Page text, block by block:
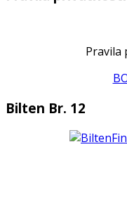
Pravila
Bilten Br. 12